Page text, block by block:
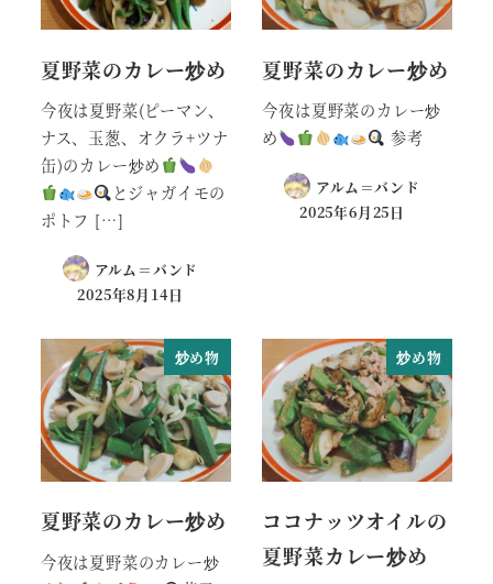
夏野菜のカレー炒め
今夜は夏野菜(ピーマン、
ナス、玉葱、オクラ+ツナ
缶)のカレー炒め
とジャガイモの
ポトフ […]
アルム＝バンド
2025年8月14日
夏野菜のカレー炒め
今夜は夏野菜のカレー炒
め
参考
アルム＝バンド
2025年6月25日
炒め物
夏野菜のカレー炒め
今夜は夏野菜のカレー炒
炒め物
ココナッツオイルの
夏野菜カレー炒め